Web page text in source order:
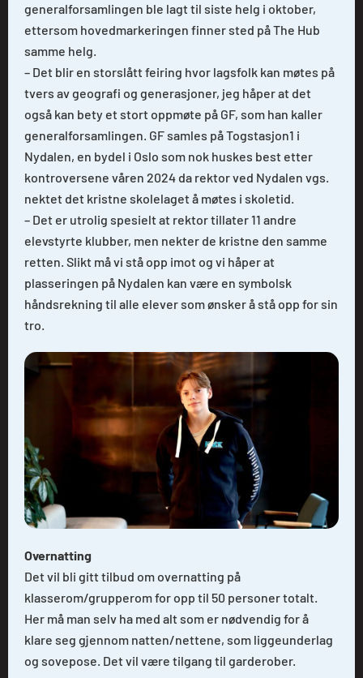
generalforsamlingen ble lagt til siste helg i oktober,
ettersom hovedmarkeringen finner sted på The Hub
samme helg.
– Det blir en storslått feiring hvor lagsfolk kan møtes på
tvers av geografi og generasjoner, jeg håper at det
også kan bety et stort oppmøte på GF, som han kaller
generalforsamlingen. GF samles på Togstasjon1 i
Nydalen, en bydel i Oslo som nok huskes best etter
kontroversene våren 2024 da rektor ved Nydalen vgs.
nektet det kristne skolelaget å møtes i skoletid.
– Det er utrolig spesielt at rektor tillater 11 andre
elevstyrte klubber, men nekter de kristne den samme
retten. Slikt må vi stå opp imot og vi håper at
plasseringen på Nydalen kan være en symbolsk
håndsrekning til alle elever som ønsker å stå opp for sin
tro.
Overnatting
Det vil bli gitt tilbud om overnatting på
klasserom/grupperom for opp til 50 personer totalt.
Her må man selv ha med alt som er nødvendig for å
klare seg gjennom natten/nettene, som liggeunderlag
og sovepose. Det vil være tilgang til garderober.